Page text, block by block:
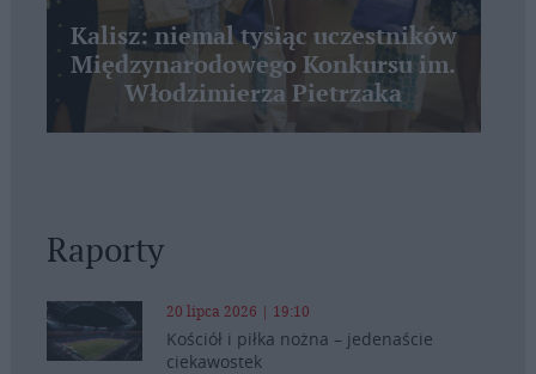
Kalisz: niemal tysiąc uczestników
Międzynarodowego Konkursu im.
Włodzimierza Pietrzaka
Raporty
20 lipca 2026 | 19:10
Kościół i piłka nożna – jedenaście
ciekawostek